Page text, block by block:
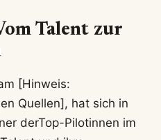
Talent zur
[Hinweis:
Quellen], hat sich in
derTop-Pilotinnen im